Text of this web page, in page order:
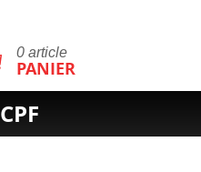
0 article
PANIER
CPF